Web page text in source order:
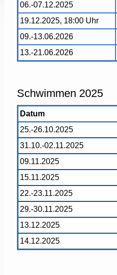
06.-07.12.2025
19.12.2025, 18:00 Uhr
09.-13.06.2026
13.-21.06.2026
Schwimmen 2025
Datum
25.-26.10.2025
31.10.-02.11.2025
09.11.2025
15.11.2025
22.-23.11.2025
29.-30.11.2025
13.12.2025
14.12.2025